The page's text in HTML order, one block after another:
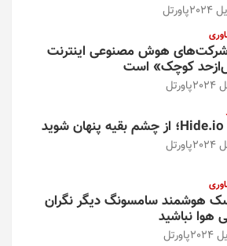
پاورتل
شرکت‌های هوش مصنوعی اینترنت
کوچک» است
پاورتل
پاورتل
هوشمند سامسونگ دیگر نگران
هوا نباشید
پاورتل